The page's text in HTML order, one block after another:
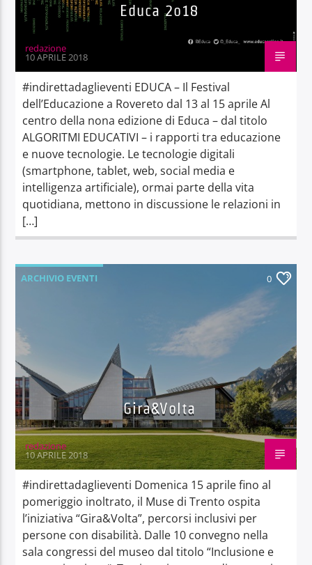
Educa 2o18
redazione
10 APRILE 2018
#indirettadaglieventi EDUCA – Il Festival
dell’Educazione a Rovereto dal 13 al 15 aprile Al
centro della nona edizione di Educa – dal titolo
ALGORITMI EDUCATIVI – i rapporti tra educazione
e nuove tecnologie. Le tecnologie digitali
(smartphone, tablet, web, social media e
intelligenza artificiale), ormai parte della vita
quotidiana, mettono in discussione le relazioni in
[…]
ARCHIVIO EVENTI 0
Gira&Volta
redazione
10 APRILE 2018
#indirettadaglieventi Domenica 15 aprile fino al
pomeriggio inoltrato, il Muse di Trento ospita
l’iniziativa “Gira&Volta”, percorsi inclusivi per
persone con disabilità. Dalle 10 convegno nella
sala congressi del museo dal titolo “Inclusione e